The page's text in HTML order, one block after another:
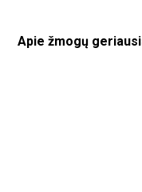
Apie žmogų